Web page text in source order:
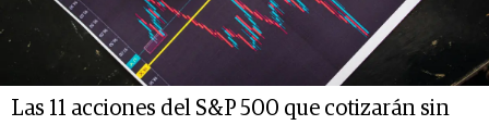
Las 11 acciones del S&P 500 que cotizarán sin